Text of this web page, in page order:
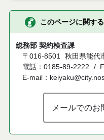
このページに関す
総務部 契約検査課
〒016-8501 秋田県能代
電話：0185-89-2222
E-mail：
メールでのお